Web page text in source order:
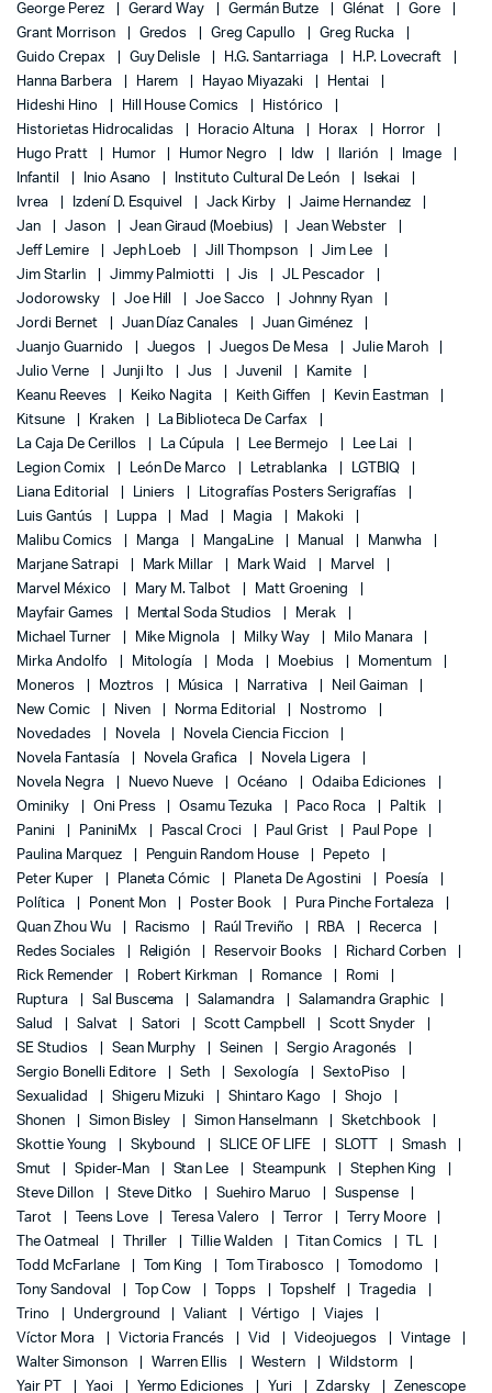
George Perez
Gerard Way Germán Butze Glénat
Gore
Grant Morrison
Gredos Greg Capullo
Greg Rucka
Guido Crepax
Guy Delisle H.G. Santarriaga
H.P. Lovecraft
Hanna Barbera
Harem Hayao Miyazaki
Hentai
Hideshi Hino
Hill House Comics
Histórico
Historietas Hidrocalidas
Horacio Altuna Horax
Horror
Hugo Pratt
Humor Humor Negro Idw Ilarión
Image
Infantil
Inio Asano Instituto Cultural De León
Isekai
Ivrea
Izdení D. Esquivel Jack Kirby
Jaime Hernandez
Jan
Jason Jean Giraud (Moebius)
Jean Webster
Jeff Lemire
Jeph Loeb Jill Thompson
Jim Lee
Jim Starlin
Jimmy Palmiotti Jis
JL Pescador
Jodorowsky
Joe Hill Joe Sacco
Johnny Ryan
Jordi Bernet
Juan Díaz Canales
Juan Giménez
Juanjo Guarnido
Juegos Juegos De Mesa
Julie Maroh
Julio Verne
Junji Ito Jus Juvenil
Kamite
Keanu Reeves
Keiko Nagita Keith Giffen
Kevin Eastman
Kitsune
Kraken
La Biblioteca De Carfax
La Caja De Cerillos
La Cúpula Lee Bermejo
Lee Lai
Legion Comix
León De Marco Letrablanka
LGTBIQ
Liana Editorial
Liniers
Litografías Posters Serigrafías
Luis Gantús
Luppa Mad Magia
Makoki
Malibu Comics
Manga MangaLine Manual
Manwha
Marjane Satrapi
Mark Millar Mark Waid
Marvel
Marvel México
Mary M. Talbot
Matt Groening
Mayfair Games
Mental Soda Studios
Merak
Michael Turner
Mike Mignola Milky Way
Milo Manara
Mirka Andolfo
Mitología Moda Moebius
Momentum
Moneros
Moztros Música Narrativa
Neil Gaiman
New Comic
Niven Norma Editorial
Nostromo
Novedades
Novela
Novela Ciencia Ficcion
Novela Fantasía
Novela Grafica
Novela Ligera
Novela Negra
Nuevo Nueve Océano
Odaiba Ediciones
Ominiky
Oni Press Osamu Tezuka Paco Roca
Paltik
Panini
PaniniMx Pascal Croci Paul Grist
Paul Pope
Paulina Marquez
Penguin Random House
Pepeto
Peter Kuper
Planeta Cómic Planeta De Agostini
Poesía
Política
Ponent Mon Poster Book
Pura Pinche Fortaleza
Quan Zhou Wu
Racismo Raúl Treviño RBA
Recerca
Redes Sociales
Religión Reservoir Books
Richard Corben
Rick Remender
Robert Kirkman Romance
Romi
Ruptura
Sal Buscema Salamandra
Salamandra Graphic
Salud
Salvat Satori Scott Campbell
Scott Snyder
SE Studios
Sean Murphy Seinen
Sergio Aragonés
Sergio Bonelli Editore
Seth Sexología
SextoPiso
Sexualidad
Shigeru Mizuki Shintaro Kago
Shojo
Shonen
Simon Bisley Simon Hanselmann
Sketchbook
Skottie Young
Skybound SLICE OF LIFE SLOTT
Smash
Smut
Spider-Man Stan Lee Steampunk
Stephen King
Steve Dillon
Steve Ditko Suehiro Maruo
Suspense
Tarot
Teens Love Teresa Valero Terror
Terry Moore
The Oatmeal
Thriller Tillie Walden Titan Comics
TL
Todd McFarlane
Tom King Tom Tirabosco
Tomodomo
Tony Sandoval
Top Cow Topps Topshelf
Tragedia
Trino
Underground Valiant Vértigo
Viajes
Víctor Mora
Victoria Francés Vid Videojuegos
Vintage
Walter Simonson
Warren Ellis Western
Wildstorm
Yair PT
Yaoi Yermo Ediciones Yuri Zdarsky Zenescope